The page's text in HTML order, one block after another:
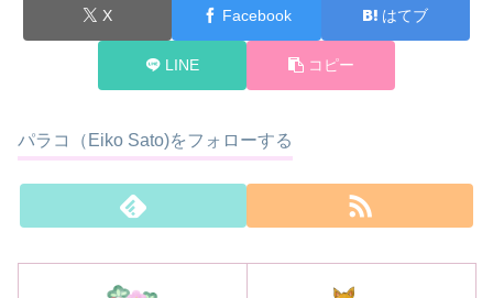
X Facebook はてブ
LINE コピー
パラコ（Eiko Sato)をフォローする